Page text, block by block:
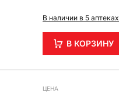
В наличии в 5 аптеках
В КОРЗИНУ
ЦЕНА